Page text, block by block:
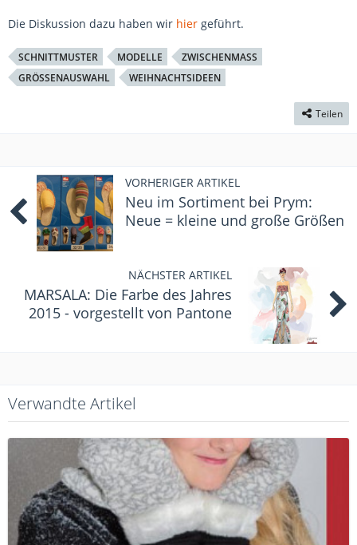
Die Diskussion dazu haben wir hier geführt.
SCHNITTMUSTER MODELLE
ZWISCHENMASS
GRÖSSENAUSWAHL
WEIHNACHTSIDEEN
Teilen
VORHERIGER ARTIKEL
Neu im Sortiment bei Prym:
Neue = kleine und große Größen
NÄCHSTER ARTIKEL
MARSALA: Die Farbe des Jahres
2015 - vorgestellt von Pantone
Verwandte Artikel